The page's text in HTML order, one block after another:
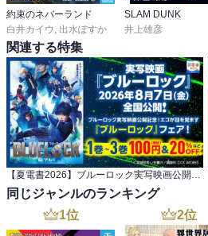
約束のネバーランド
白井カイウ 出水ぽすか
SLAM DUNK
井上雄彦
関連する特集
同じジャンルのランキング
1位 2位